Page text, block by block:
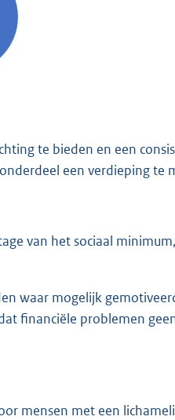
te bieden en een
een verdieping te
van het sociaal
waar mogelijk
financiële problemen
mensen met een